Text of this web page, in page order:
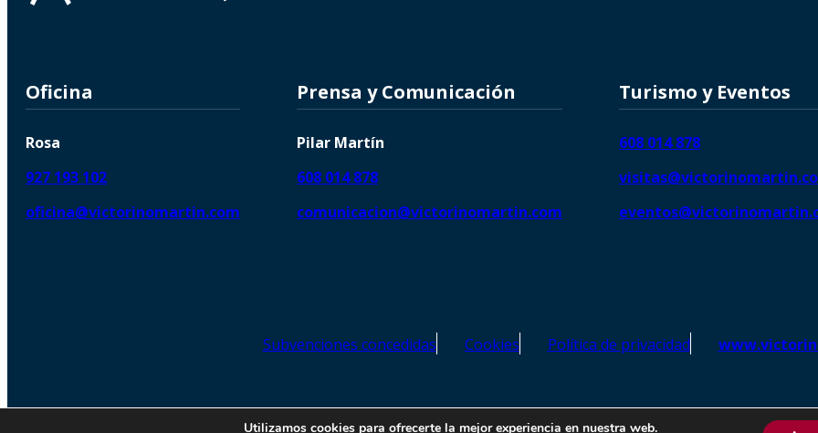
Oficina
Rosa
927 193 102
oficina@victorinomartin.com
Prensa y Comunicación
Pilar Martín
608 014 878
comunicacion@victorinomartin.com
Turismo y Eventos
608 014 878
Subvenciones concedidas Cookies Política de privacidad
© 2026 Copyright © | Victorino Martín – Todos los derechos reservados | SEO de Agencia
Utilizamos cookies para ofrecerte la mejor experiencia en nuestra web.